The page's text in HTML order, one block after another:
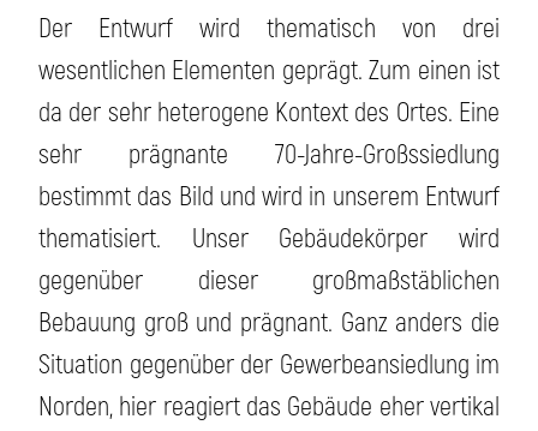
Der Entwurf wird thematisch von drei
wesentlichen Elementen geprägt. Zum einen ist
da der sehr heterogene Kontext des Ortes. Eine
sehr prägnante 70-Jahre-Großssiedlung
bestimmt das Bild und wird in unserem Entwurf
thematisiert. Unser Gebäudekörper wird
gegenüber dieser großmaßstäblichen
Bebauung groß und prägnant. Ganz anders die
Situation gegenüber der Gewerbeansiedlung im
Norden, hier reagiert das Gebäude eher vertikal